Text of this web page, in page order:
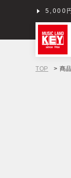
5,000
ショッ
TOP > 商